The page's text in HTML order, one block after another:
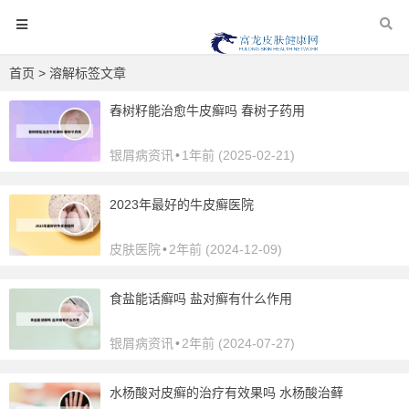
首页 > 溶解标签文章
舂树籽能治愈牛皮癣吗 春树子药用
银屑病资讯 •1年前 (2025-02-21)
2023年最好的牛皮癣医院
皮肤医院•2年前 (2024-12-09)
食盐能话癣吗 盐对癣有什么作用
银屑病资讯 •2年前 (2024-07-27)
水杨酸对皮癣的治疗有效果吗 水杨酸治藓